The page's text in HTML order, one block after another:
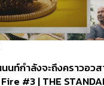
นท์กำลังจะถึงคราวอวส
#3 | THE